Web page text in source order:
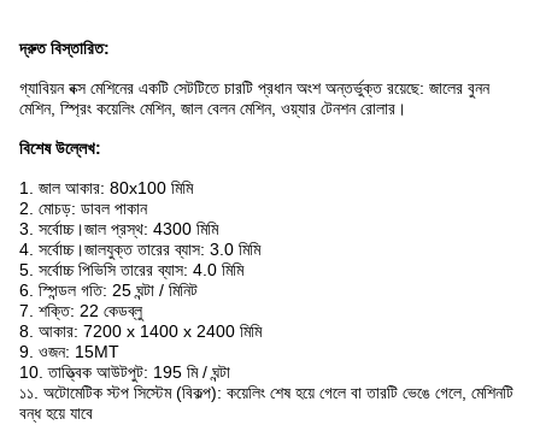
দ্রুত বিস্তারিত:
গ্যাবিয়ন বক্স মেশিনের একটি সেটটিতে চারটি প্রধান অংশ অন্তর্ভুক্ত রয়েছে: জালের বুনন
মেশিন, স্প্রিং কয়েলিং মেশিন, জাল বেলন মেশিন, ওয়্যার টেনশন রোলার।
বিশেষ উল্লেখ:
1. জাল আকার: 80x100 মিমি
2. মোচড়: ডাবল পাকান
3. সর্বোচ্চ।জাল প্রস্থ: 4300 মিমি
4. সর্বোচ্চ।জালযুক্ত তারের ব্যাস: 3.0 মিমি
5. সর্বোচ্চ পিভিসি তারের ব্যাস: 4.0 মিমি
6. স্পিন্ডল গতি: 25 ঘন্টা / মিনিট
7. শক্তি: 22 কেডব্লু
8. আকার: 7200 x 1400 x 2400 মিমি
9. ওজন: 15MT
10. তাত্ত্বিক আউটপুট: 195 মি / ঘন্টা
১১. অটোমেটিক স্টপ সিস্টেম (বিকল্প): কয়েলিং শেষ হয়ে গেলে বা তারটি ভেঙে গেলে, মেশিনটি
বন্ধ হয়ে যাবে